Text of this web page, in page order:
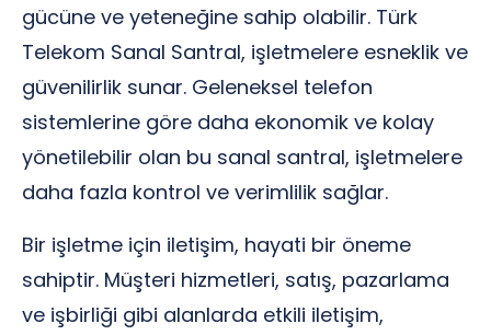
gücüne ve yeteneğine sahip olabilir. Türk
Telekom Sanal Santral, işletmelere esneklik ve
güvenilirlik sunar. Geleneksel telefon
sistemlerine göre daha ekonomik ve kolay
yönetilebilir olan bu sanal santral, işletmelere
daha fazla kontrol ve verimlilik sağlar.
Bir işletme için iletişim, hayati bir öneme
sahiptir. Müşteri hizmetleri, satış, pazarlama
ve işbirliği gibi alanlarda etkili iletişim,